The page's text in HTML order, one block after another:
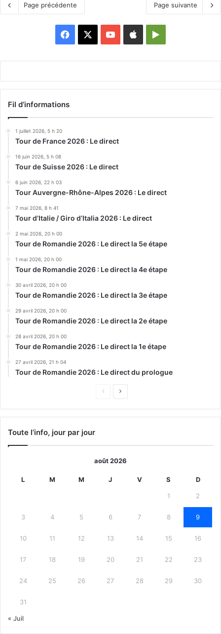
Page précédente Page suivante
Facebook YouTubeAppleGoogle
Fil d’informations
1 juillet 2026, 5 h 20
Tour de France 2026 : Le direct
16 juin 2026, 5 h 08
Tour de Suisse 2026 : Le direct
6 juin 2026, 22 h 03
Tour Auvergne-Rhône-Alpes 2026 : Le direct
7 mai 2026, 8 h 41
Tour d’Italie / Giro d’Italia 2026 : Le direct
2 mai 2026, 20 h 00
Tour de Romandie 2026 : Le direct la 5e étape
1 mai 2026, 20 h 00
Tour de Romandie 2026 : Le direct la 4e étape
30 avril 2026, 20 h 00
Tour de Romandie 2026 : Le direct la 3e étape
29 avril 2026, 20 h 00
Tour de Romandie 2026 : Le direct la 2e étape
28 avril 2026, 20 h 00
Tour de Romandie 2026 : Le direct la 1e étape
27 avril 2026, 21 h 04
Tour de Romandie 2026 : Le direct du prologue
Page
Page
Toute l’info, jour par jour
août 2026
L M M J V S D
1 2
3 4 5 6 7 8 9
10 11 12 13 14 15 16
17 18 19 20 21 22 23
24 25 26 27 28 29 30
31
« Juil